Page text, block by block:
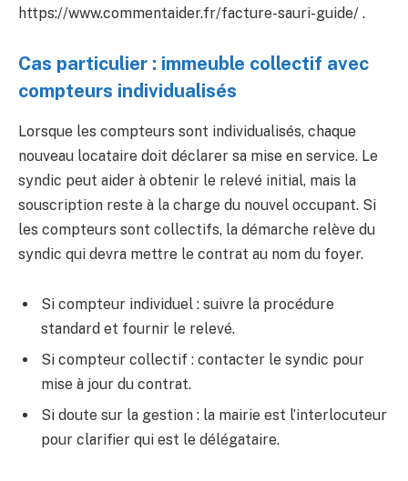
https://www.commentaider.fr/facture-sauri-guide/ .
Cas particulier : immeuble collectif avec
compteurs individualisés
Lorsque les compteurs sont individualisés, chaque
nouveau locataire doit déclarer sa mise en service. Le
syndic peut aider à obtenir le relevé initial, mais la
souscription reste à la charge du nouvel occupant. Si
les compteurs sont collectifs, la démarche relève du
syndic qui devra mettre le contrat au nom du foyer.
Si compteur individuel : suivre la procédure
standard et fournir le relevé.
Si compteur collectif : contacter le syndic pour
mise à jour du contrat.
Si doute sur la gestion : la mairie est l’interlocuteur
pour clarifier qui est le délégataire.